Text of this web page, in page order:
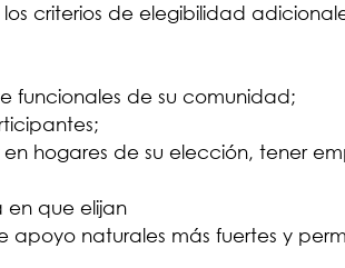
criterios de elegibilidad
funcionales de su comunidad;
hogares de su elección, tener
en que elijan
naturales más fuertes y